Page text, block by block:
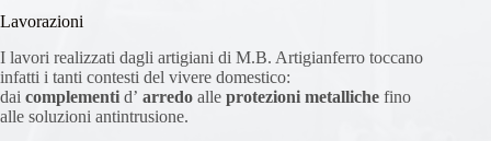
Lavorazioni
I lavori realizzati dagli artigiani di M.B. Artigianferro toccano
infatti i tanti contesti del vivere domestico:
dai complementi d’ arredo alle protezioni metalliche fino
alle soluzioni antintrusione.